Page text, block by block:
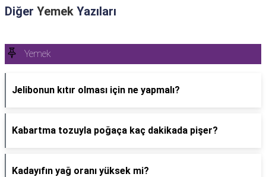
Diğer Yemek Yazıları
Yemek
Jelibonun kıtır olması için ne yapmalı?
Kabartma tozuyla poğaça kaç dakikada pişer?
Kadayıfın yağ oranı yüksek mi?